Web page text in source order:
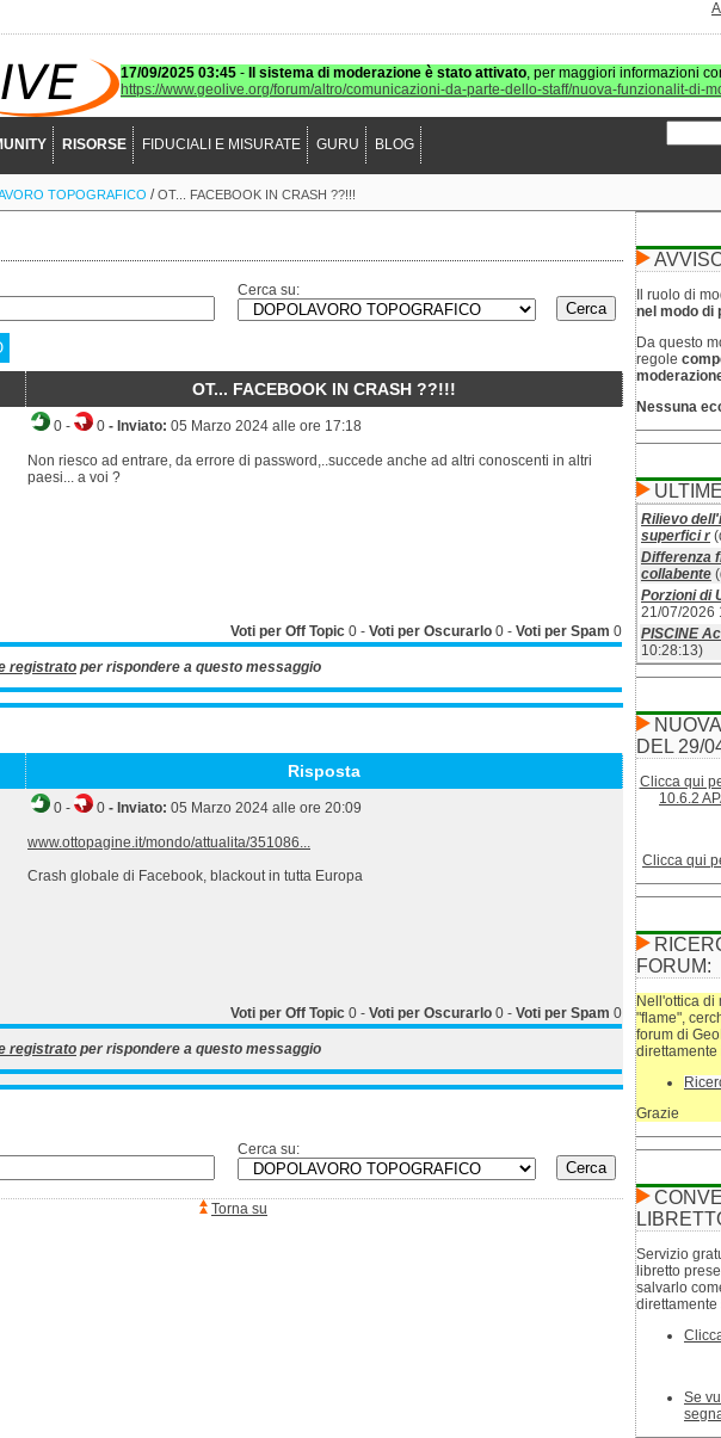
17/09/2025 03:45 - Il sistema di moderazione è stato attivato, per maggiori informazioni
https://www.geolive.org/forum/altro/comunicazioni-da-parte-dello-staff/nuova-funzionalit-di-
RISORSE FIDUCIALI E MISURATE GURU BLOG
TOPOGRAFICO /OT... FACEBOOK IN CRASH ??!!!
Cerca su:
OT... FACEBOOK IN CRASH ??!!!
0 - 0 - Inviato: 05 Marzo 2024 alle ore 17:18
Non riesco ad entrare, da errore di password,..succede anche ad altri conoscenti in altri
paesi... a voi ?
Voti per Off Topic 0 - Voti per Oscurarlo 0 - Voti per Spam 0
registrato per rispondere a questo messaggio
Risposta
0 - 0 - Inviato: 05 Marzo 2024 alle ore 20:09
www.ottopagine.it/mondo/attualita/351086...
Crash globale di Facebook, blackout in tutta Europa
Voti per Off Topic 0 - Voti per Oscurarlo 0 - Voti per Spam 0
registrato per rispondere a questo messaggio
Cerca su:
Torna su
Il ruolo di
nel modo di
Da questo
regole
Nessuna
Rilievo
superfici r
Differenza
collabente
Porzioni di
21/07/2026
PISCINE
10:28:13)
DEL 29/
Clicca qui
10.6.2
Clicca qui
FORUM:
Nell'ottica di
"flame",
forum di
Grazie
Servizio
libretto
salvarlo
direttamente
Se